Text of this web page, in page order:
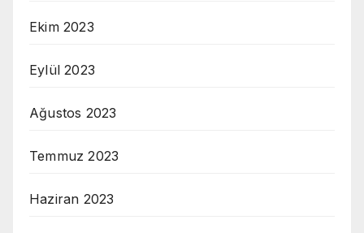
Ekim 2023
Eylül 2023
Ağustos 2023
Temmuz 2023
Haziran 2023